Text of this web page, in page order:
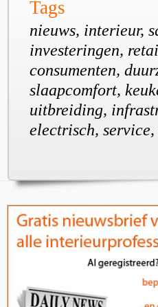
Tags
nieuws, interieur,
investeringen,
consumenten,
slaapcomfort,
uitbreiding,
electrisch,